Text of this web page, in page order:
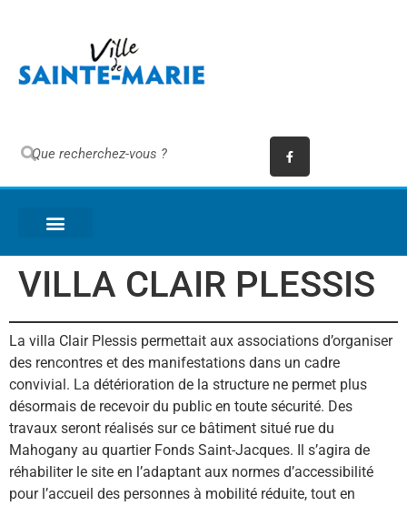
VILLA CLAIR PLESSIS
La villa Clair Plessis permettait aux associations d’organiser
des rencontres et des manifestations dans un cadre
convivial. La détérioration de la structure ne permet plus
désormais de recevoir du public en toute sécurité. Des
travaux seront réalisés sur ce bâtiment situé rue du
Mahogany au quartier Fonds Saint-Jacques. Il s’agira de
réhabiliter le site en l’adaptant aux normes d’accessibilité
pour l’accueil des personnes à mobilité réduite, tout en